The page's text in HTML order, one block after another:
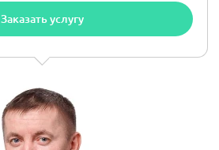
Заказать услугу